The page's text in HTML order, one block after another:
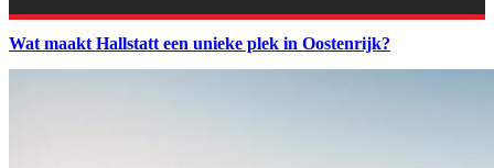
Wat maakt Hallstatt een unieke plek in Oostenrijk?